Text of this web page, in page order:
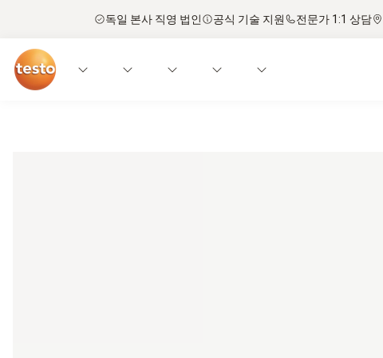
독일 본사 직영 법인 공식 기술 지원 전문가 1:1 상담